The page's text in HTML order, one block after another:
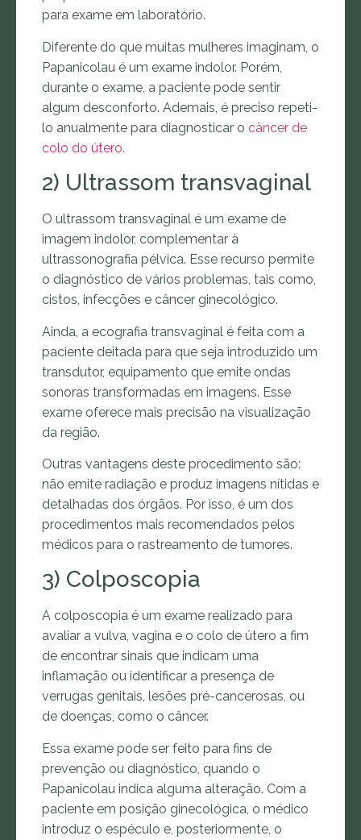
para exame em laboratório.
Diferente do que muitas mulheres imaginam, o
Papanicolau é um exame indolor. Porém,
durante o exame, a paciente pode sentir
algum desconforto. Ademais, é preciso repeti-
lo anualmente para diagnosticar o câncer de
colo do útero.
2) Ultrassom transvaginal
O ultrassom transvaginal é um exame de
imagem indolor, complementar à
ultrassonografia pélvica. Esse recurso permite
o diagnóstico de vários problemas, tais como,
cistos, infecções e câncer ginecológico.
Ainda, a ecografia transvaginal é feita com a
paciente deitada para que seja introduzido um
transdutor, equipamento que emite ondas
sonoras transformadas em imagens. Esse
exame oferece mais precisão na visualização
da região.
Outras vantagens deste procedimento são:
não emite radiação e produz imagens nítidas e
detalhadas dos órgãos. Por isso, é um dos
procedimentos mais recomendados pelos
médicos para o rastreamento de tumores.
3) Colposcopia
A colposcopia é um exame realizado para
avaliar a vulva, vagina e o colo de útero a fim
de encontrar sinais que indicam uma
inflamação ou identificar a presença de
verrugas genitais, lesões pré-cancerosas, ou
de doenças, como o câncer.
Essa exame pode ser feito para fins de
prevenção ou diagnóstico, quando o
Papanicolau indica alguma alteração. Com a
paciente em posição ginecológica, o médico
introduz o espéculo e, posteriormente, o